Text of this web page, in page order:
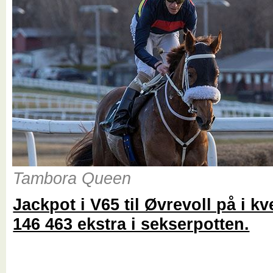
Tambora Queen
Jackpot i V65 til Øvrevoll på i
146 463 ekstra i sekserpotten.